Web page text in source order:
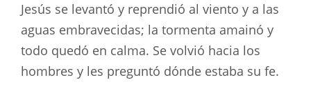
Jesús se levantó y reprendió al viento y a las
aguas embravecidas; la tormenta amainó y
todo quedó en calma. Se volvió hacia los
hombres y les preguntó dónde estaba su fe.